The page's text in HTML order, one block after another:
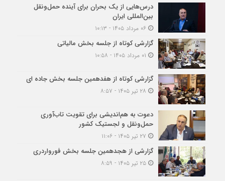
درس‌هایی از یک بحران برای آینده حمل‌ونقل
بین‌المللی ایران
گزارشی کوتاه از جلسه بخش مالیاتی
گزارشی کوتاه از هفدهمین جلسه بخش جاده ای
دعوت به هم‌اندیشی برای تقویت تاب‌آوری
حمل‌ونقل و لجستیک کشور
گزارشی از هجدهمین جلسه بخش فورواردری
۲۵ تیر ۱۴۰۵ - ۸:۵۹